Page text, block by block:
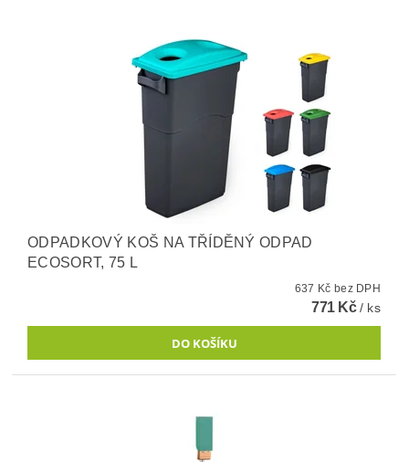
ODPADKOVÝ KOŠ NA TŘÍDĚNÝ ODPAD
ECOSORT, 75 L
637 Kč bez DPH
771 Kč/ ks